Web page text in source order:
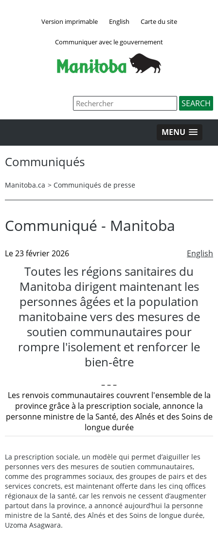
Version imprimable English Carte du site
Communiquer avec le gouvernement
MENU
Communiqués
Manitoba.ca > Communiqués de presse
Communiqué - Manitoba
English
Le 23 février 2026
Toutes les régions sanitaires du
Manitoba dirigent maintenant les
personnes âgées et la population
manitobaine vers des mesures de
soutien communautaires pour
rompre l'isolement et renforcer le
bien-être
– – –
Les renvois communautaires couvrent l'ensemble de la
province grâce à la prescription sociale, annonce la
personne ministre de la Santé, des Aînés et des Soins de
longue durée
La prescription sociale, un modèle qui permet d’aiguiller les
personnes vers des mesures de soutien communautaires,
comme des programmes sociaux, des groupes de pairs et des
services concrets, est maintenant offerte dans les cinq offices
régionaux de la santé, car les renvois ne cessent d’augmenter
partout dans la province, a annoncé aujourd’hui la personne
ministre de la Santé, des Aînés et des Soins de longue durée,
Uzoma Asagwara.